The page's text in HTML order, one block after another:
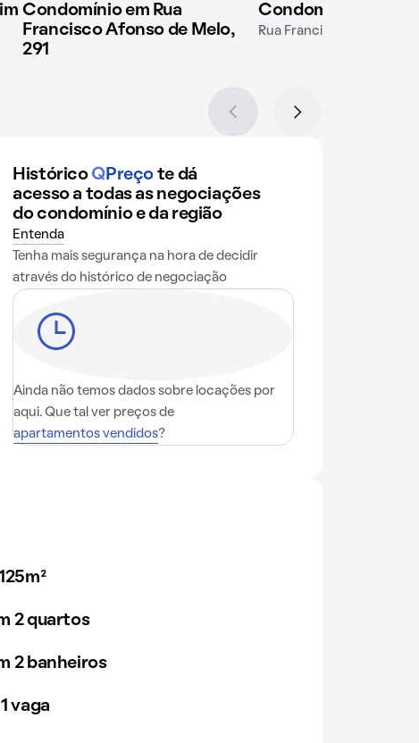
Condomínio em Rua
Francisco Afonso de Melo,
291
Condomínio Monte
Rua Francisco Afonso de
Histórico QPreço te dá
acesso a todas as negociações
do condomínio e da região
Entenda
Tenha mais segurança na hora de decidir
através do histórico de negociação
Ainda não temos dados sobre locações por
aqui. Que tal ver preços de
apartamentos vendidos?
2 quartos
2 banheiros
vaga